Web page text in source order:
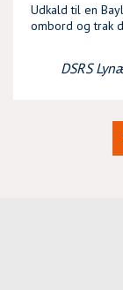
Udkald til en
ombord og trak
DSRS